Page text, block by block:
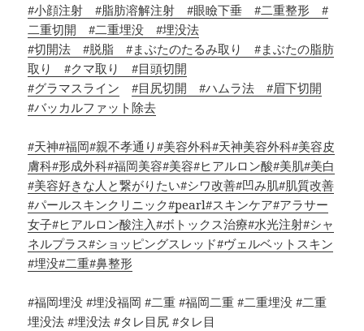
#小顔注射 #脂肪溶解注射 #眼瞼下垂 #二重整形 #
二重切開 #二重埋没 #埋没法
#切開法 #脱脂 #まぶたのたるみ取り
#まぶたの脂肪
取り
#クマ取り
#目頭切開
#グラマスライン
#目尻切開 #ハムラ法 #眉下切開
#バッカルファット除去
#天神#福岡#親不孝通り#美容外科#天神美容外科#美容皮
膚科#形成外科#福岡美容#美容#ヒアルロン酸#美肌#美白
#美容好きな人と繋がりたい#シワ改善#凹み肌#肌質改善
#パールスキンクリニック#pearl#スキンケア#アラサー
女子#ヒアルロン酸注入#ボトックス治療#水光注射#シャ
ネルプラス#ショッピングスレッド#ヴェルベットスキン
#埋没#二重#鼻整形
#福岡埋没 #埋没福岡 #二重 #福岡二重 #二重埋没 #二重
埋没法 #埋没法 #タレ目尻 #タレ目